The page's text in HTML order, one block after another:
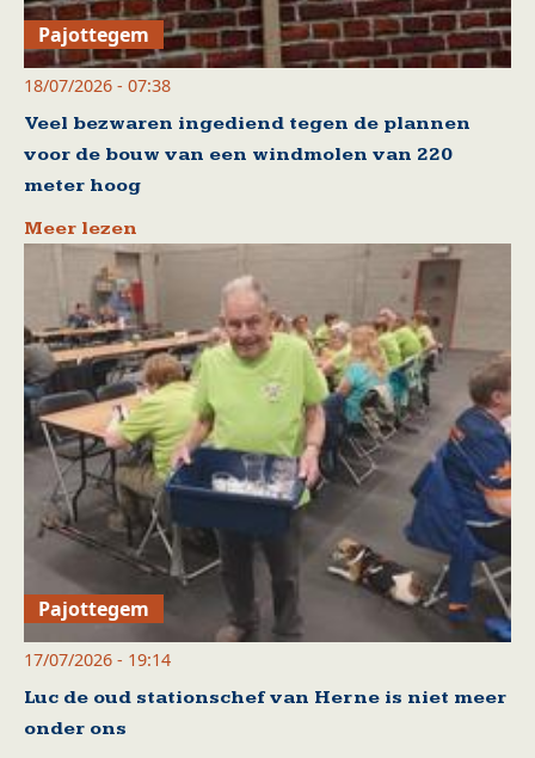
Pajottegem
18/07/2026 - 07:38
Veel bezwaren ingediend tegen de plannen
voor de bouw van een windmolen van 220
meter hoog
Meer lezen
Pajottegem
17/07/2026 - 19:14
Luc de oud stationschef van Herne is niet meer
onder ons